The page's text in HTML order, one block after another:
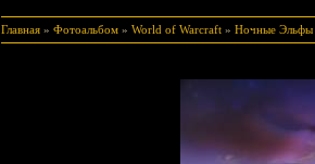
Главная » Фотоальбом » World of Warcraft » Ночные Эльфы